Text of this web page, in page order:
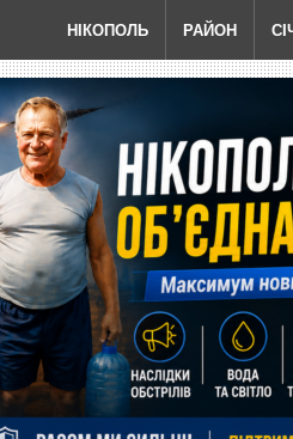
НІКОПОЛЬ РАЙОН